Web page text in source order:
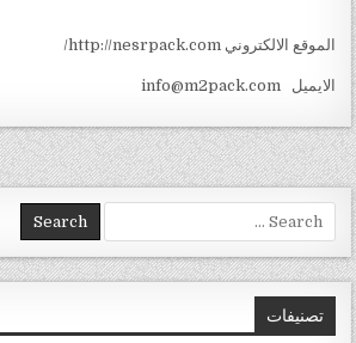
الموقع الالكتروني http://nesrpack.com/
الايميل info@m2pack.com
Search for:
تصنيفات